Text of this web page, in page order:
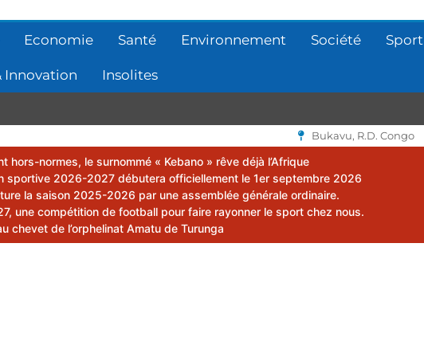
Economie Santé Environnement Société Sport
Innovation Insolites
Bukavu, R.D. Congo
hors-normes, le surnommé « Kebano » rêve déjà l’Afrique
sportive 2026-2027 débutera officiellement le 1er septembre 2026
la saison 2025-2026 par une assemblée générale ordinaire.
une compétition de football pour faire rayonner le sport chez nous.
chevet de l’orphelinat Amatu de Turunga